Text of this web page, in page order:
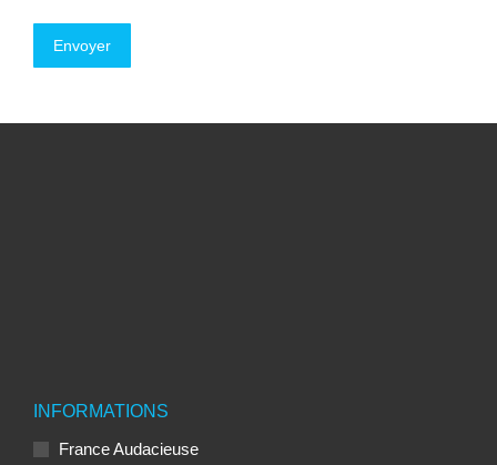
Envoyer
INFORMATIONS
France Audacieuse